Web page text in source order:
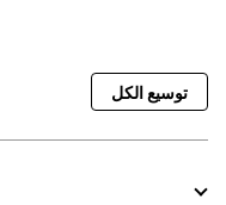
توسيع الكل